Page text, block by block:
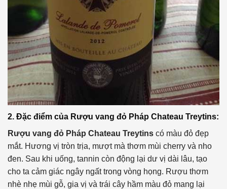
2. Đặc điểm của Rượu vang đỏ Pháp Chateau Treytins:
Rượu vang đỏ Pháp Chateau Treytins có màu đỏ đẹp
mắt. Hương vị tròn trịa, mượt mà thơm mùi cherry và nho
đen. Sau khi uống, tannin còn động lại dư vị dài lâu, tạo
cho ta cảm giác ngây ngất trong vòng họng. Rượu thơm
nhè nhẹ mùi gỗ, gia vị và trái cây hầm màu đỏ mang lại